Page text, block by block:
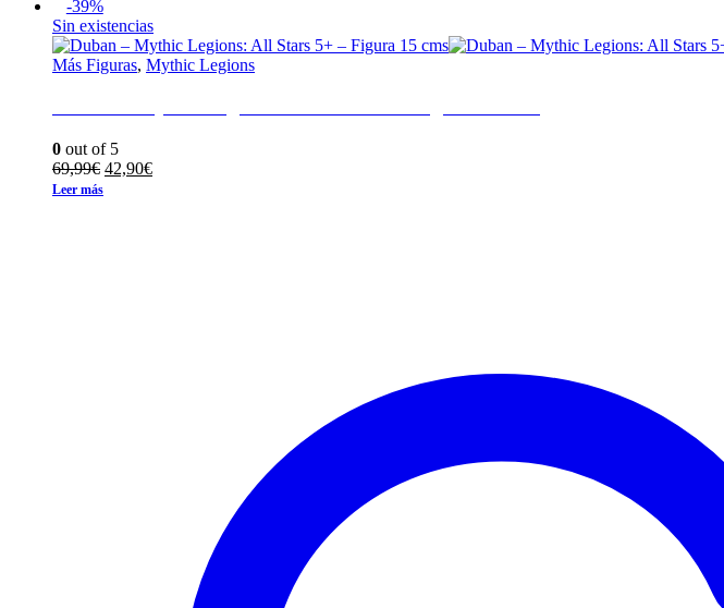
-39%
Sin existencias
Más Figuras, Mythic Legions
0 out of 5
69,99€ El
42,90€El
Leer más